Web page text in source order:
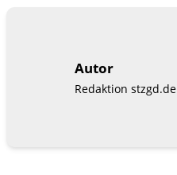
Autor
Redaktion stzgd.de